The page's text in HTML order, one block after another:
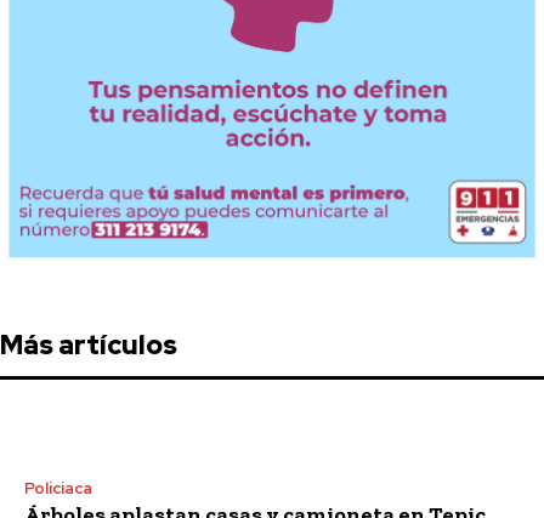
Más artículos
Policiaca